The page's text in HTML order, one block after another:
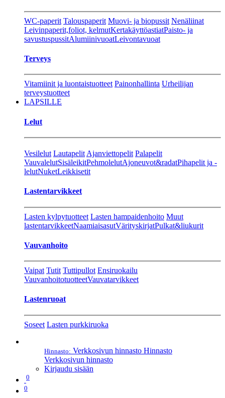
WC-paperit Talouspaperit Muovi- ja biopussit Nenäliinat
Leivinpaperit,foliot, kelmutKertakäyttöastiatPaisto- ja
savustuspussitAlumiinivuoatLeivontavuoat
Terveys
Vitamiinit ja luontaistuotteet Painonhallinta Urheilijan
terveystuotteet
LAPSILLE
Lelut
Vesilelut Lautapelit Ajanviettopelit Palapelit
VauvalelutSisäleikitPehmolelutAjoneuvot&radatPihapelit ja -
lelutNuketLeikkisetit
Lastentarvikkeet
Lasten kylpytuotteet Lasten hampaidenhoito Muut
lastentarvikkeetNaamiaisasutVärityskirjatPulkat&liukurit
Vauvanhoito
Vaipat Tutit Tuttipullot Ensiruokailu
VauvanhoitotuotteetVauvatarvikkeet
Lastenruoat
Soseet Lasten purkkiruoka
Hinnasto: Verkkosivun hinnasto Hinnasto
Verkkosivun hinnasto
Kirjaudu sisään
0
0